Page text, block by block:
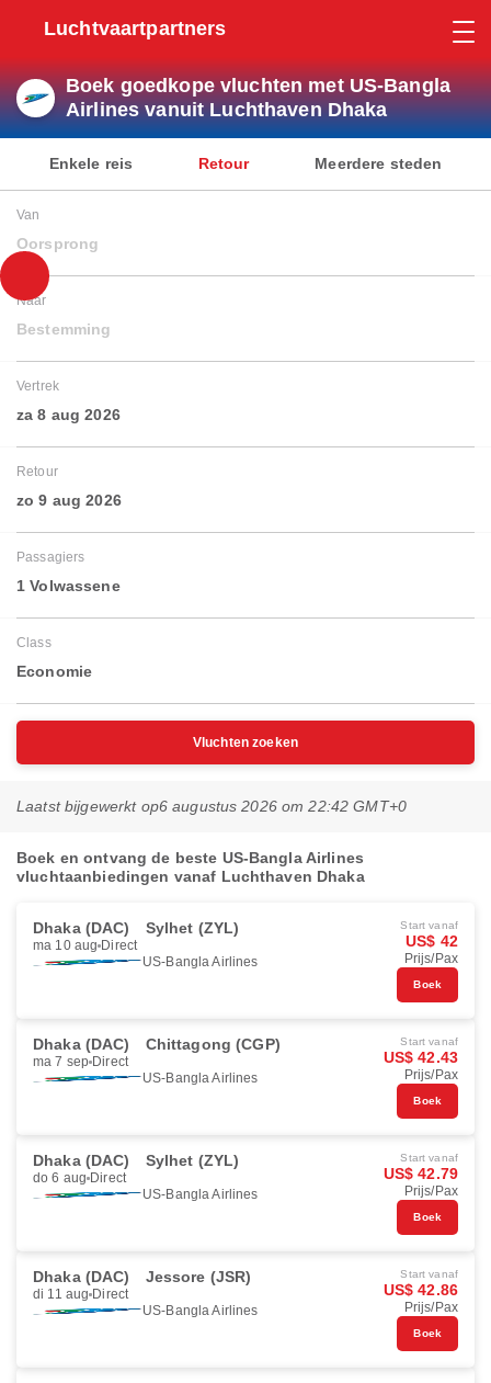
Luchtvaartpartners
Boek goedkope vluchten met US-Bangla
Airlines vanuit Luchthaven Dhaka
Enkele reis Retour Meerdere steden
Van
Oorsprong
Naar
Bestemming
Vertrek
za 8 aug 2026
Retour
zo 9 aug 2026
Passagiers
1 Volwassene
Class
Economie
Vluchten zoeken
Laatst bijgewerkt op6 augustus 2026 om 22:42 GMT+0
Boek en ontvang de beste US-Bangla Airlines
vluchtaanbiedingen vanaf Luchthaven Dhaka
Dhaka (DAC) Sylhet (ZYL)
ma 10 aug Direct
US-Bangla Airlines
Start vanaf
US$ 42
Prijs/Pax
Boek
Dhaka (DAC) Chittagong (CGP)
ma 7 sep Direct
US-Bangla Airlines
Start vanaf
US$ 42.43
Prijs/Pax
Boek
Dhaka (DAC) Sylhet (ZYL)
do 6 aug Direct
US-Bangla Airlines
Start vanaf
US$ 42.79
Prijs/Pax
Boek
Dhaka (DAC) Jessore (JSR)
di 11 aug Direct
US-Bangla Airlines
Start vanaf
US$ 42.86
Prijs/Pax
Boek